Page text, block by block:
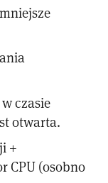
czasie
otwarta.
+
CPU (osobno